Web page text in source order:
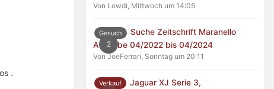
.
Von Lowdi, Mittwoch um 14:05
2
Gesuch
Suche Zeitschrift Maranello
Ausgabe 04/2022 bis 04/2024
Von JoeFerrari, Sonntag um 20:11
Verkauf
Jaguar XJ Serie 3,